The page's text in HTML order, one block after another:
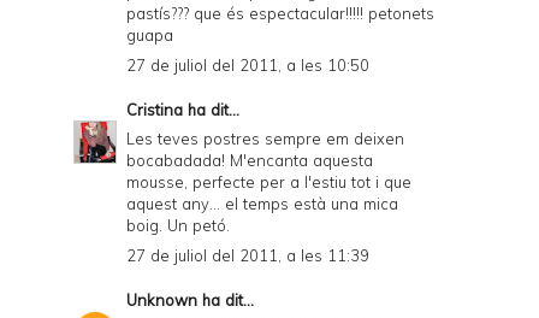
pastís??? que és espectacular!!!!! petonets
guapa
27 de juliol del 2011, a les 10:50
Cristina ha dit...
Les teves postres sempre em deixen
bocabadada! M'encanta aquesta
mousse, perfecte per a l'estiu tot i que
aquest any... el temps està una mica
boig. Un petó.
27 de juliol del 2011, a les 11:39
Unknown ha dit...